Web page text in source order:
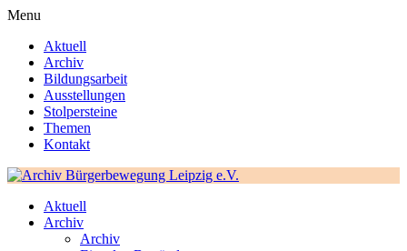
Menu
Aktuell
Archiv
Bildungsarbeit
Ausstellungen
Stolpersteine
Themen
Kontakt
Aktuell
Archiv
Archiv